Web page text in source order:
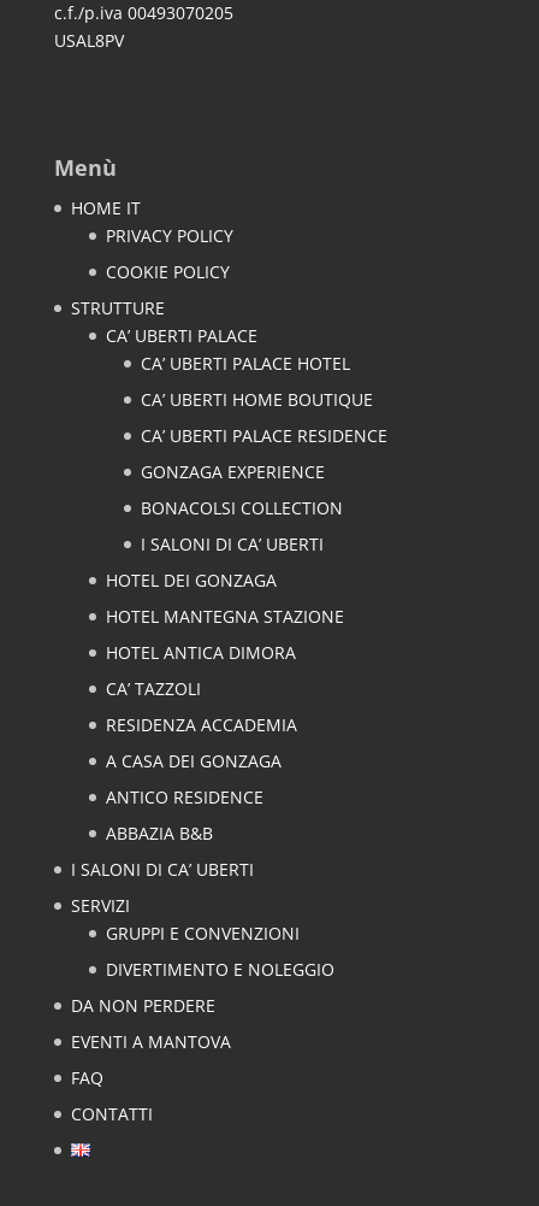
c.f./p.iva 00493070205
USAL8PV
Menù
HOME IT
PRIVACY POLICY
COOKIE POLICY
STRUTTURE
CA’ UBERTI PALACE
CA’ UBERTI PALACE HOTEL
CA’ UBERTI HOME BOUTIQUE
CA’ UBERTI PALACE RESIDENCE
GONZAGA EXPERIENCE
BONACOLSI COLLECTION
I SALONI DI CA’ UBERTI
HOTEL DEI GONZAGA
HOTEL MANTEGNA STAZIONE
HOTEL ANTICA DIMORA
CA’ TAZZOLI
RESIDENZA ACCADEMIA
A CASA DEI GONZAGA
ANTICO RESIDENCE
ABBAZIA B&B
I SALONI DI CA’ UBERTI
SERVIZI
GRUPPI E CONVENZIONI
DIVERTIMENTO E NOLEGGIO
DA NON PERDERE
EVENTI A MANTOVA
FAQ
CONTATTI